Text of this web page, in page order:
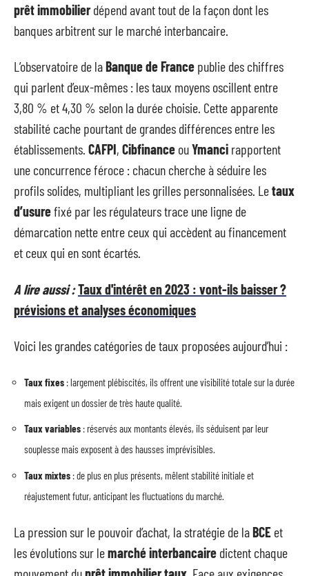
prêt immobilierdépend avant tout de la façon dont les
banques arbitrent sur le marché interbancaire.
L’observatoire de laBanque de France publie des chiffres
qui parlent d’eux-mêmes : les taux moyens oscillent entre
3,80 % et 4,30 % selon la durée choisie. Cette apparente
stabilité cache pourtant de grandes différences entre les
établissements. CAFPI, Cibfinance ouYmanci rapportent
une concurrence féroce : chacun cherche à séduire les
profils solides, multipliant les grilles personnalisées. Letaux
d’usurefixé par les régulateurs trace une ligne de
démarcation nette entre ceux qui accèdent au financement
et ceux qui en sont écartés.
A lire aussi :Taux d'intérêt en 2023 : vont-ils baisser ?
prévisions et analyses économiques
Voici les grandes catégories de taux proposées aujourd’hui :
Taux fixes : largement plébiscités, ils offrent une visibilité totale sur la durée
mais exigent un dossier de très haute qualité.
Taux variables : réservés aux montants élevés, ils séduisent par leur
souplesse mais exposent à des hausses imprévisibles.
Taux mixtes : de plus en plus présents, mêlent stabilité initiale et
réajustement futur, anticipant les fluctuations du marché.
La pression sur le pouvoir d’achat, la stratégie de laBCE et
les évolutions sur lemarché interbancaire dictent chaque